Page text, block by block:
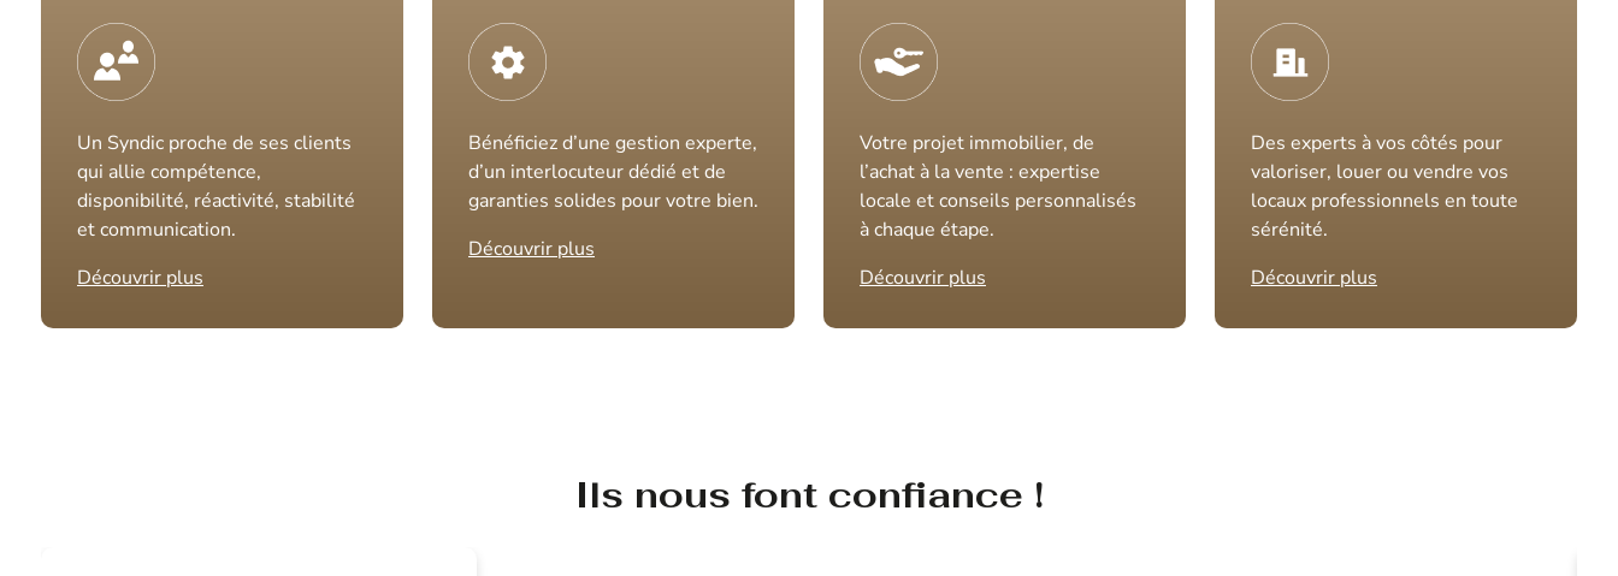
Un Syndic proche de ses clients
qui allie compétence,
disponibilité, réactivité, stabilité
et communication.
Découvrir plus
Bénéficiez d’une gestion experte,
d’un interlocuteur dédié et de
garanties solides pour votre bien.
Découvrir plus
Votre projet immobilier, de
l’achat à la vente : expertise
locale et conseils personnalisés
à chaque étape.
Découvrir plus
Des experts à vos côtés pour
valoriser, louer ou vendre vos
locaux professionnels en toute
sérénité.
Découvrir plus
Ils nous font confiance !